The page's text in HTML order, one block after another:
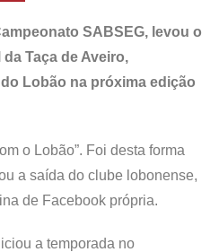
SABSEG, levou o
Taça de Aveiro,
Lobão na próxima edição
o Lobão”. Foi desta forma
a saída do clube lobonense,
de Facebook própria.
a temporada no